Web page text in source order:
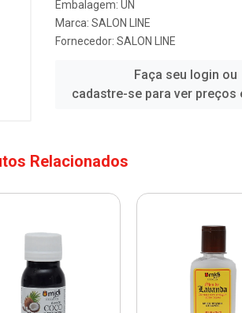
Embalagem: UN
Marca: SALON LINE
Fornecedor: SALON LINE
Faça seu login ou
cadastre-se para ver preços
Relacionados